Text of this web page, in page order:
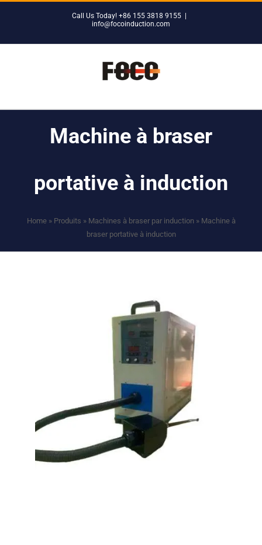
Call Us Today! +86 155 3818 9155
info@focoinduction.com
Machine à braser
portative à induction
Home» Produits » Machines à braser par induction » Machine à
braser portative à induction